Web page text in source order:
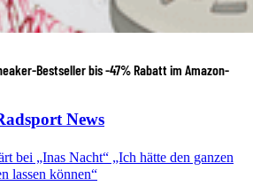
Bestseller bis -47% Rabatt im Amazon-
News
bei „Inas Nacht“ „Ich hätte den ganzen
lassen können“